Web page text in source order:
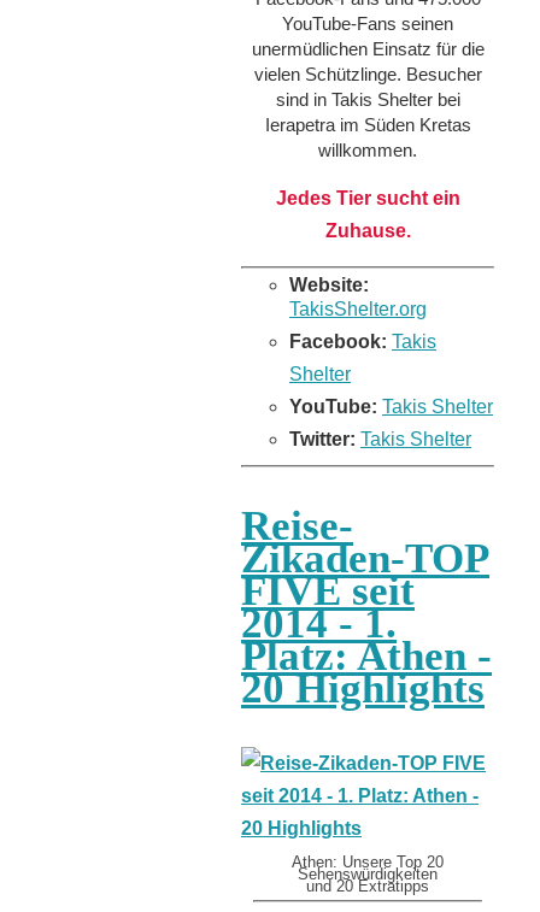
YouTube-Fans seinen
unermüdlichen Einsatz für die
vielen Schützlinge. Besucher
sind in Takis Shelter bei
Ierapetra im Süden Kretas
willkommen.
Jedes Tier sucht ein
Zuhause.
Website:
TakisShelter.org
Facebook: Takis
Shelter
YouTube: Takis Shelter
Twitter: Takis Shelter
Reise-
Zikaden-TOP
FIVE seit
2014 - 1.
Platz: Athen -
20 Highlights
Athen: Unsere Top 20
Sehenswürdigkeiten
und 20 Extratipps